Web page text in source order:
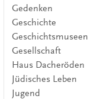
Gedenken
Geschichte
Geschichtsmuseen
Gesellschaft
Haus Dacheröden
Jüdisches Leben
Jugend